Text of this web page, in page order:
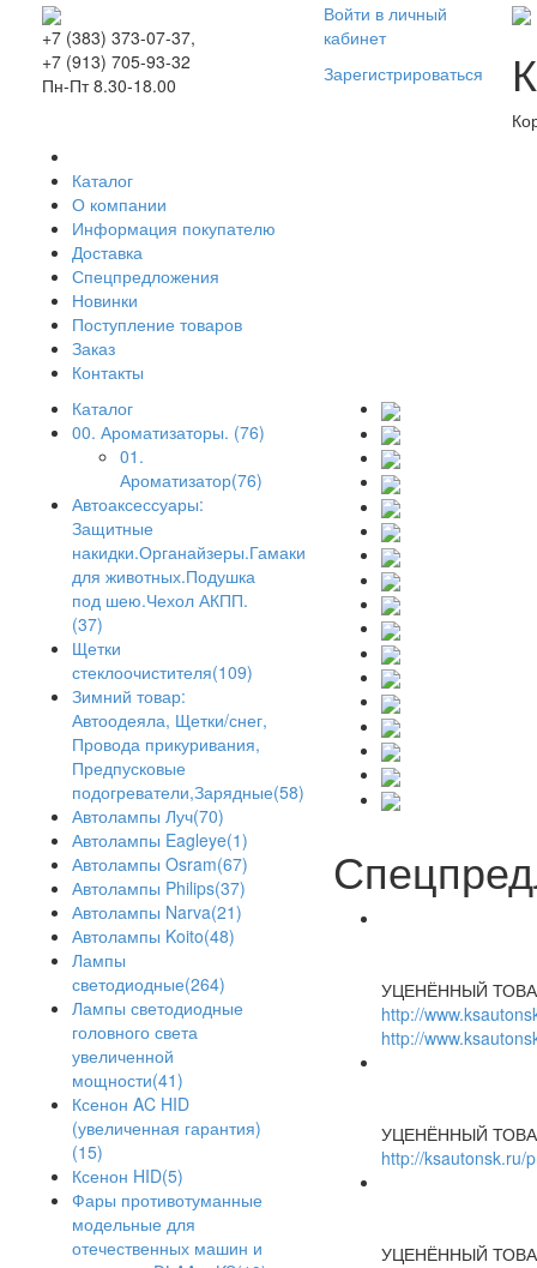
+7 (383) 373-07-37,
+7 (913) 705-93-32
Пн-Пт 8.30-18.00
Войти в личный
кабинет
Зарегистрироваться
Каталог
О компании
Информация покупателю
Доставка
Спецпредложения
Новинки
Поступление товаров
Заказ
Контакты
Каталог
00. Ароматизаторы. (76)
01.
Ароматизатор(76)
Автоаксессуары:
Защитные
накидки.Органайзеры.Гамаки
для животных.Подушка
под шею.Чехол АКПП.
(37)
Щетки
стеклоочистителя(109)
Зимний товар:
Автоодеяла, Щетки/снег,
Провода прикуривания,
Предпусковые
подогреватели,Зарядные(58)
Автолампы Луч(70)
Автолампы Eagleye(1)
Автолампы Osram(67)
Автолампы Philips(37)
Автолампы Narva(21)
Автолампы Koito(48)
Лампы
светодиодные(264)
Лампы светодиодные
головного света
увеличенной
мощности(41)
Ксенон AC HID
(увеличенная гарантия)
(15)
Ксенон HID(5)
Фары противотуманные
модельные для
отечественных машин и
УЦЕНЁННЫЙ
http://
http://
УЦЕНЁННЫЙ
http://ksautonsk.ru/
УЦЕНЁННЫЙ